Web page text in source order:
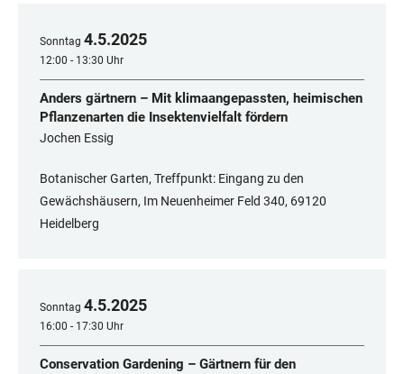
Sonntag 4.5.2025
12:00 - 13:30 Uhr
Anders gärtnern – Mit klimaangepassten, heimischen
Pflanzenarten die Insektenvielfalt fördern
Jochen Essig
Botanischer Garten, Treffpunkt: Eingang zu den
Gewächshäusern, Im Neuenheimer Feld 340, 69120
Heidelberg
Sonntag 4.5.2025
16:00 - 17:30 Uhr
Conservation Gardening – Gärtnern für den